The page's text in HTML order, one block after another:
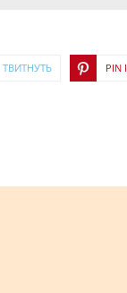
ТВИТНУТЬ PIN